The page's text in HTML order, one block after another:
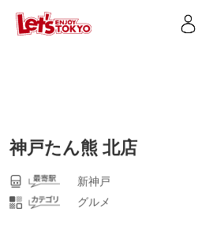
神戸たん熊 北店
新神戸
グルメ